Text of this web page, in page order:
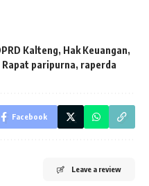
Kalteng, Hak Keuangan,
Rapat paripurna, raperda
Facebook
Leave a review